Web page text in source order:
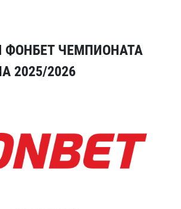
ФОНБЕТ ЧЕМПИОНАТА
2025/2026